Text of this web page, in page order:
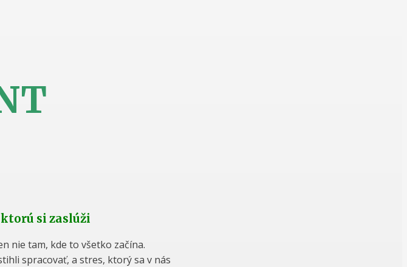
si zaslúži
nie tam, kde to všetko začína.
spracovať, a stres, ktorý sa v nás